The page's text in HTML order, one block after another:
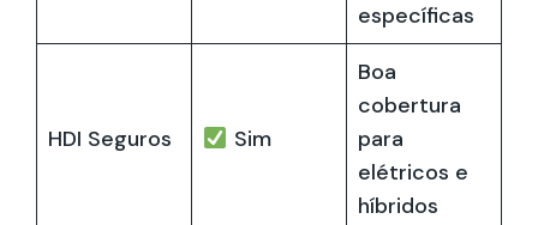
específicas
HDI Seguros Sim
Boa
cobertura
para
elétricos e
híbridos